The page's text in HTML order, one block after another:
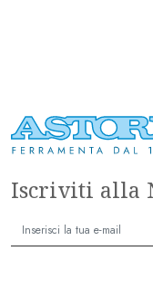
Iscriviti alla